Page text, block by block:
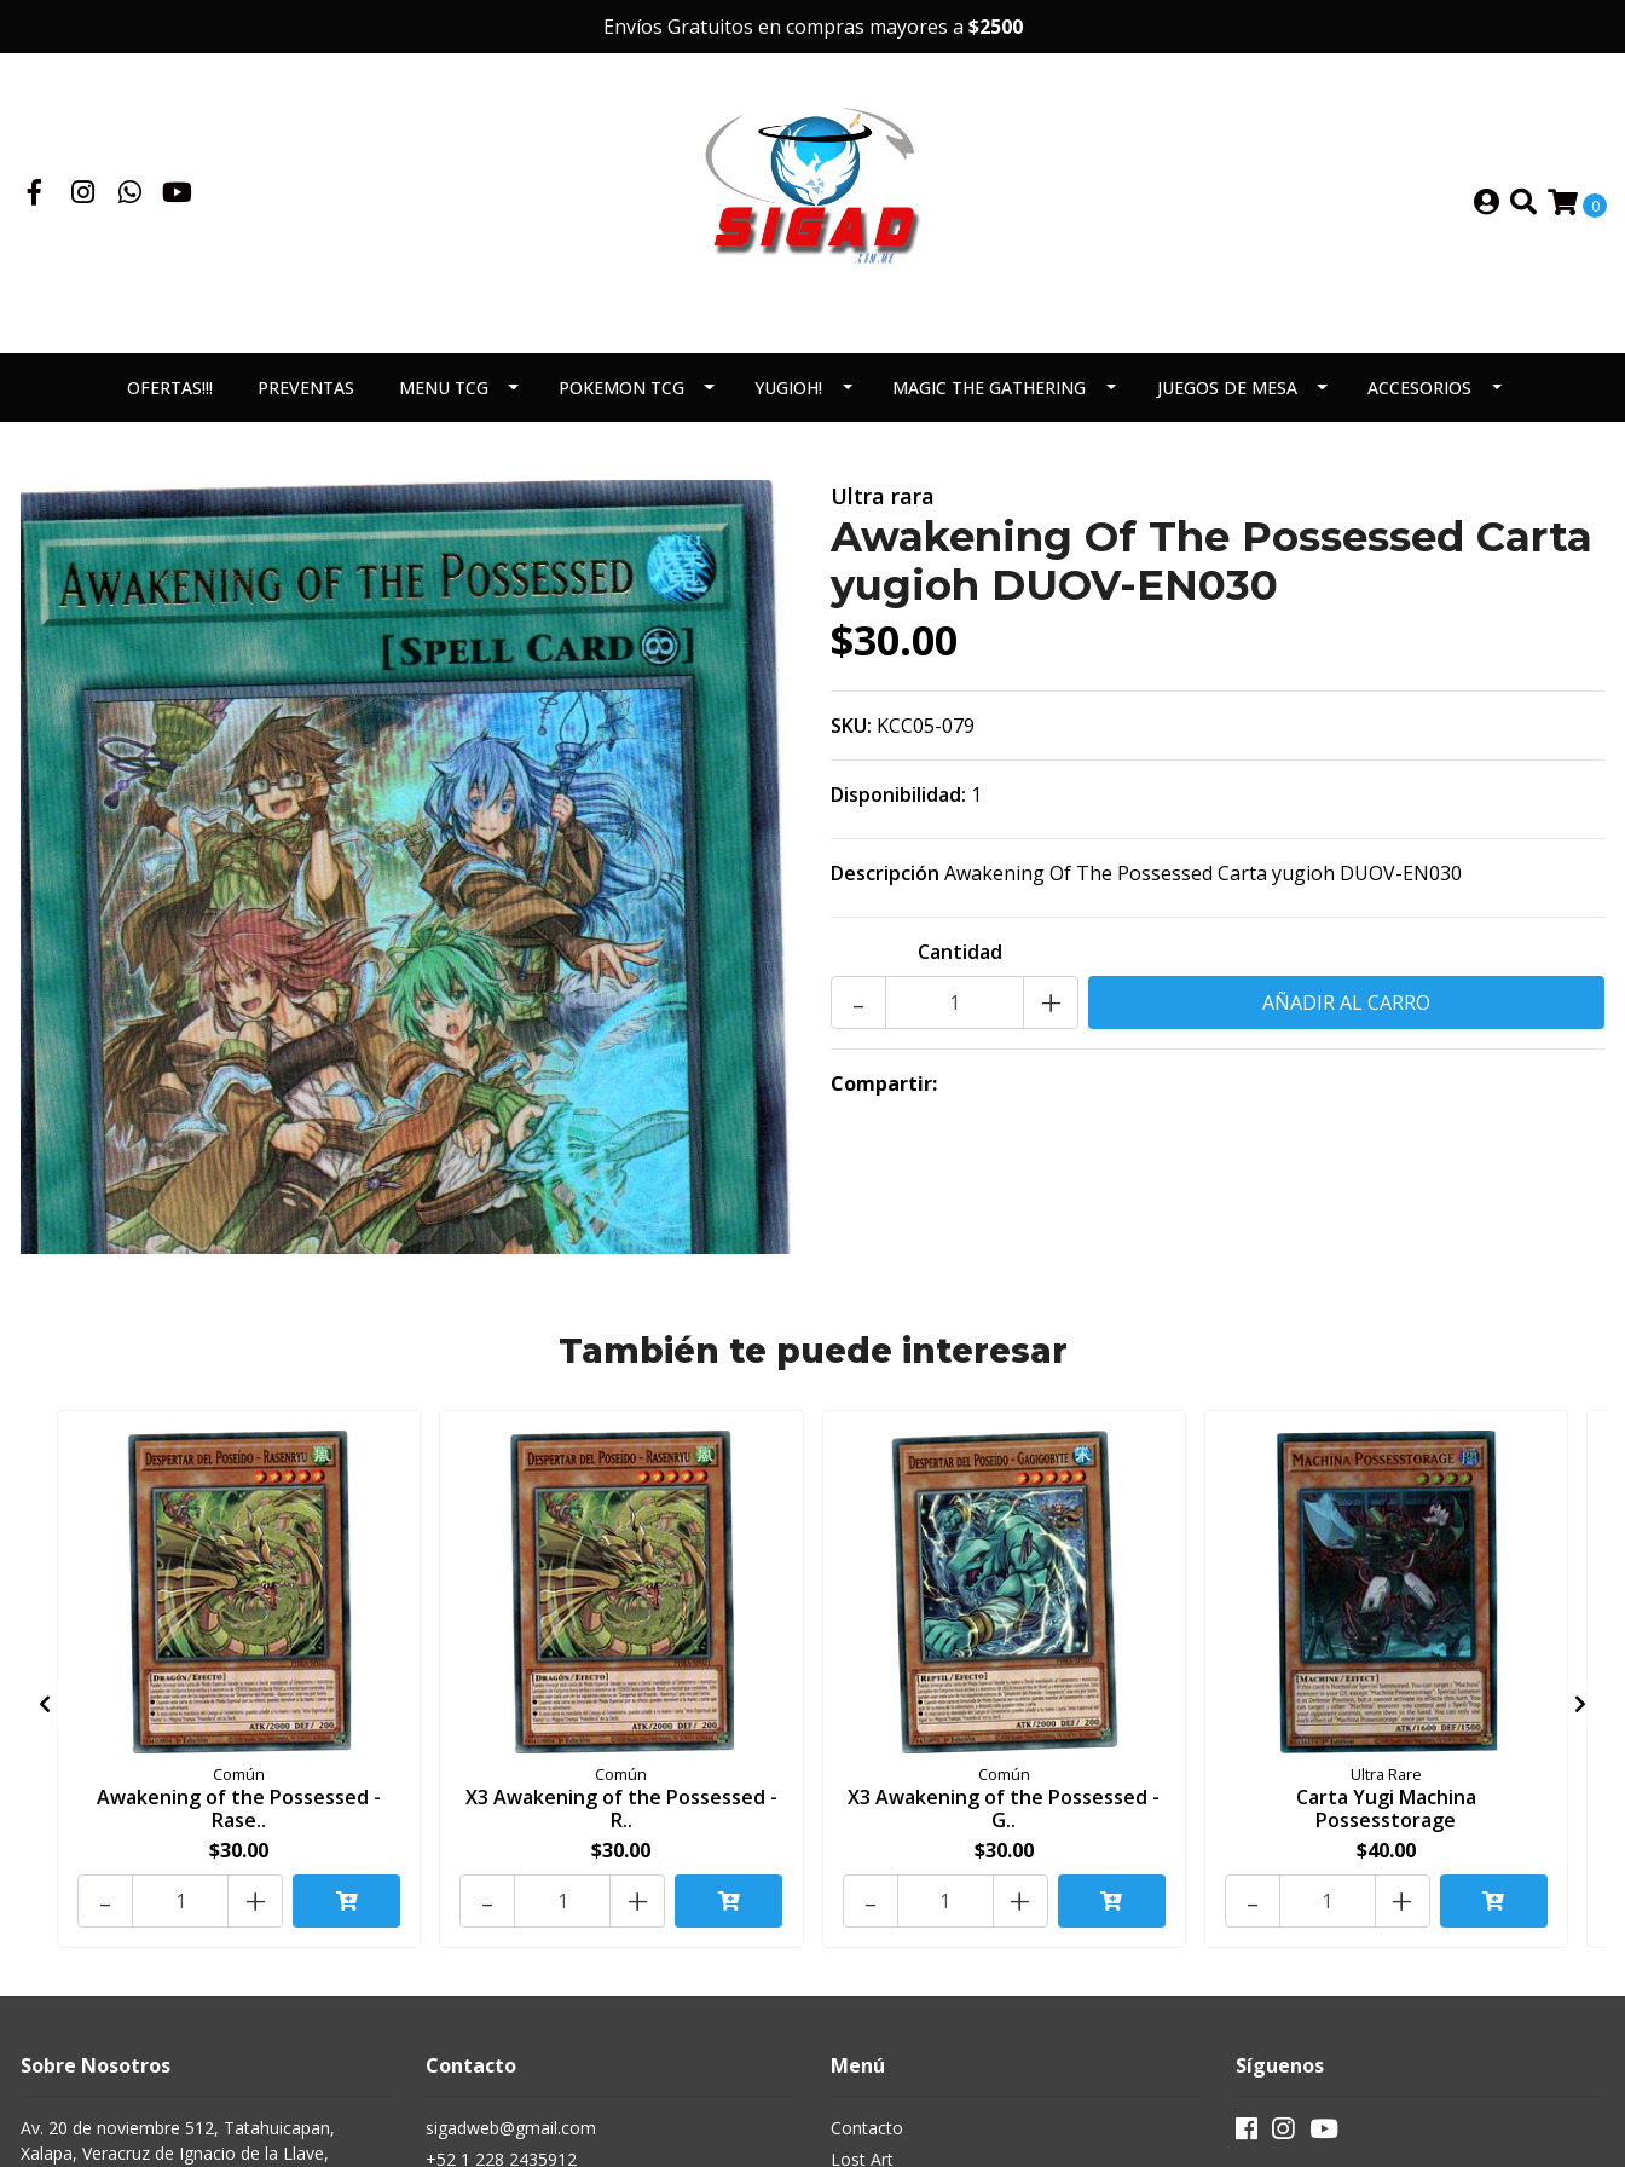
Envíos Gratuitos en compras mayores a $2500
0
OFERTAS!!! PREVENTAS MENU TCG POKEMON TCG YUGIOH! MAGIC THE GATHERING JUEGOS DE MESA ACCESORIOS
Ultra rara
Awakening Of The Possessed Carta
yugioh DUOV-EN030
$30.00
SKU: KCC05-079
Disponibilidad: 1
Descripción Awakening Of The Possessed Carta yugioh DUOV-EN030
Cantidad
+
-
Compartir:
También te puede interesar
Común
Awakening of the Possessed -
Rase..
$30.00
+
-
Común
X3 Awakening of the Possessed -
R..
$30.00
+
-
Común
X3 Awakening of the Possessed -
G..
$30.00
+
-
Ultra Rare
Carta Yugi Machina
Possesstorage
$40.00
+
-
Sobre Nosotros
Av. 20 de noviembre 512, Tatahuicapan,
Xalapa, Veracruz de Ignacio de la Llave,
Contacto
sigadweb@gmail.com
+52 1 228 2435912
Menú
Contacto
Lost Art
Síguenos